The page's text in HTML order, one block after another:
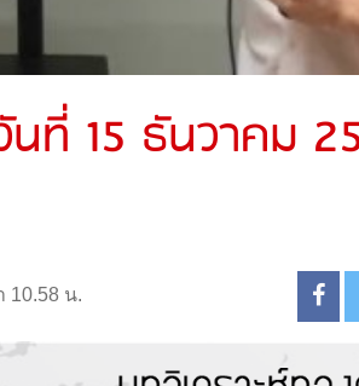
นที่ 15 ธันวาคม
10.58 น.